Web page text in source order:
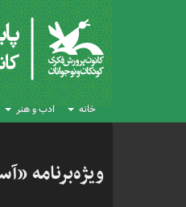
خانه ادب و هنر
ویژه‌برنامه‌